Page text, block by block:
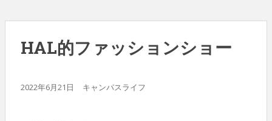
HAL的ファッションショー
2022年6月21日 キャンパスライフ